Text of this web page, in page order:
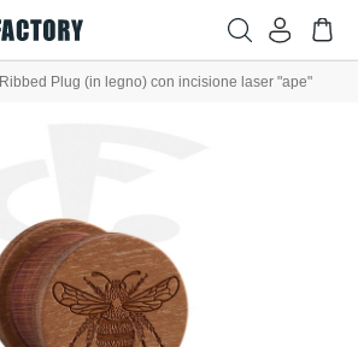
Ribbed Plug (in legno) con incisione laser "ape"